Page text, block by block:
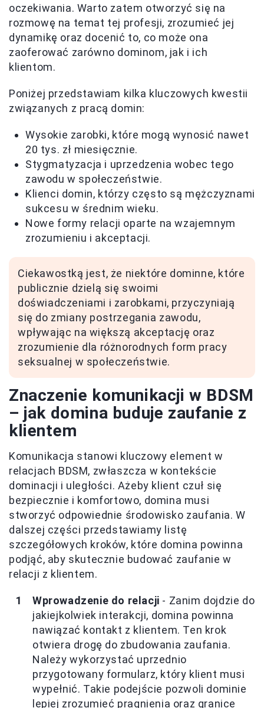
oczekiwania. Warto zatem otworzyć się na
rozmowę na temat tej profesji, zrozumieć jej
dynamikę oraz docenić to, co może ona
zaoferować zarówno dominom, jak i ich
klientom.
Poniżej przedstawiam kilka kluczowych kwestii
związanych z pracą domin:
Wysokie zarobki, które mogą wynosić nawet
20 tys. zł miesięcznie.
Stygmatyzacja i uprzedzenia wobec tego
zawodu w społeczeństwie.
Klienci domin, którzy często są mężczyznami
sukcesu w średnim wieku.
Nowe formy relacji oparte na wzajemnym
zrozumieniu i akceptacji.
Ciekawostką jest, że niektóre dominne, które
publicznie dzielą się swoimi
doświadczeniami i zarobkami, przyczyniają
się do zmiany postrzegania zawodu,
wpływając na większą akceptację oraz
zrozumienie dla różnorodnych form pracy
seksualnej w społeczeństwie.
Znaczenie komunikacji w BDSM
– jak domina buduje zaufanie z
klientem
Komunikacja stanowi kluczowy element w
relacjach BDSM, zwłaszcza w kontekście
dominacji i uległości. Ażeby klient czuł się
bezpiecznie i komfortowo, domina musi
stworzyć odpowiednie środowisko zaufania. W
dalszej części przedstawiamy listę
szczegółowych kroków, które domina powinna
podjąć, aby skutecznie budować zaufanie w
relacji z klientem.
Wprowadzenie do relacji - Zanim dojdzie do
jakiejkolwiek interakcji, domina powinna
nawiązać kontakt z klientem. Ten krok
otwiera drogę do zbudowania zaufania.
Należy wykorzystać uprzednio
przygotowany formularz, który klient musi
wypełnić. Takie podejście pozwoli dominie
lepiej zrozumieć pragnienia oraz granice